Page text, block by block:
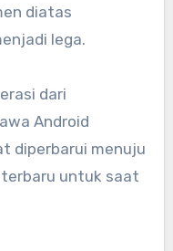
diatas
lega.
dari
Android
diperbarui menuju
untuk saat